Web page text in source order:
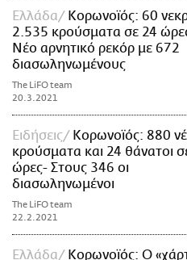
Ελλάδα
Κορωνοϊός: 60
2.535 κρούσματα σε 24
Νέο αρνητικό ρεκόρ με 672
διασωληνωμένους
The LiFO team
20.3.2021
Ειδήσεις
Κορωνοϊός: 880
κρούσματα και 24 θάνατοι
ώρες- Στους 346 οι
διασωληνωμένοι
The LiFO team
22.2.2021
Ελλάδα Κορωνοϊός: Ο